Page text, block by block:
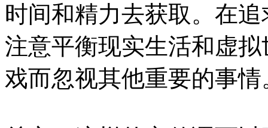
时间和精力去获取。在
注意平衡现实生活和虚
戏而忽视其他重要的事情